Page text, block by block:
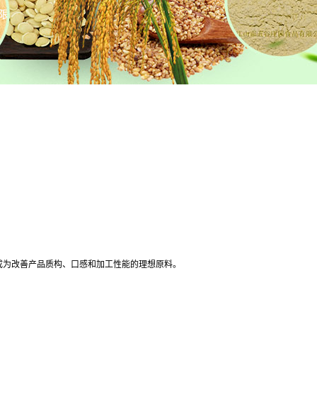
改善产品质构、口感和加工性能的理想原料。